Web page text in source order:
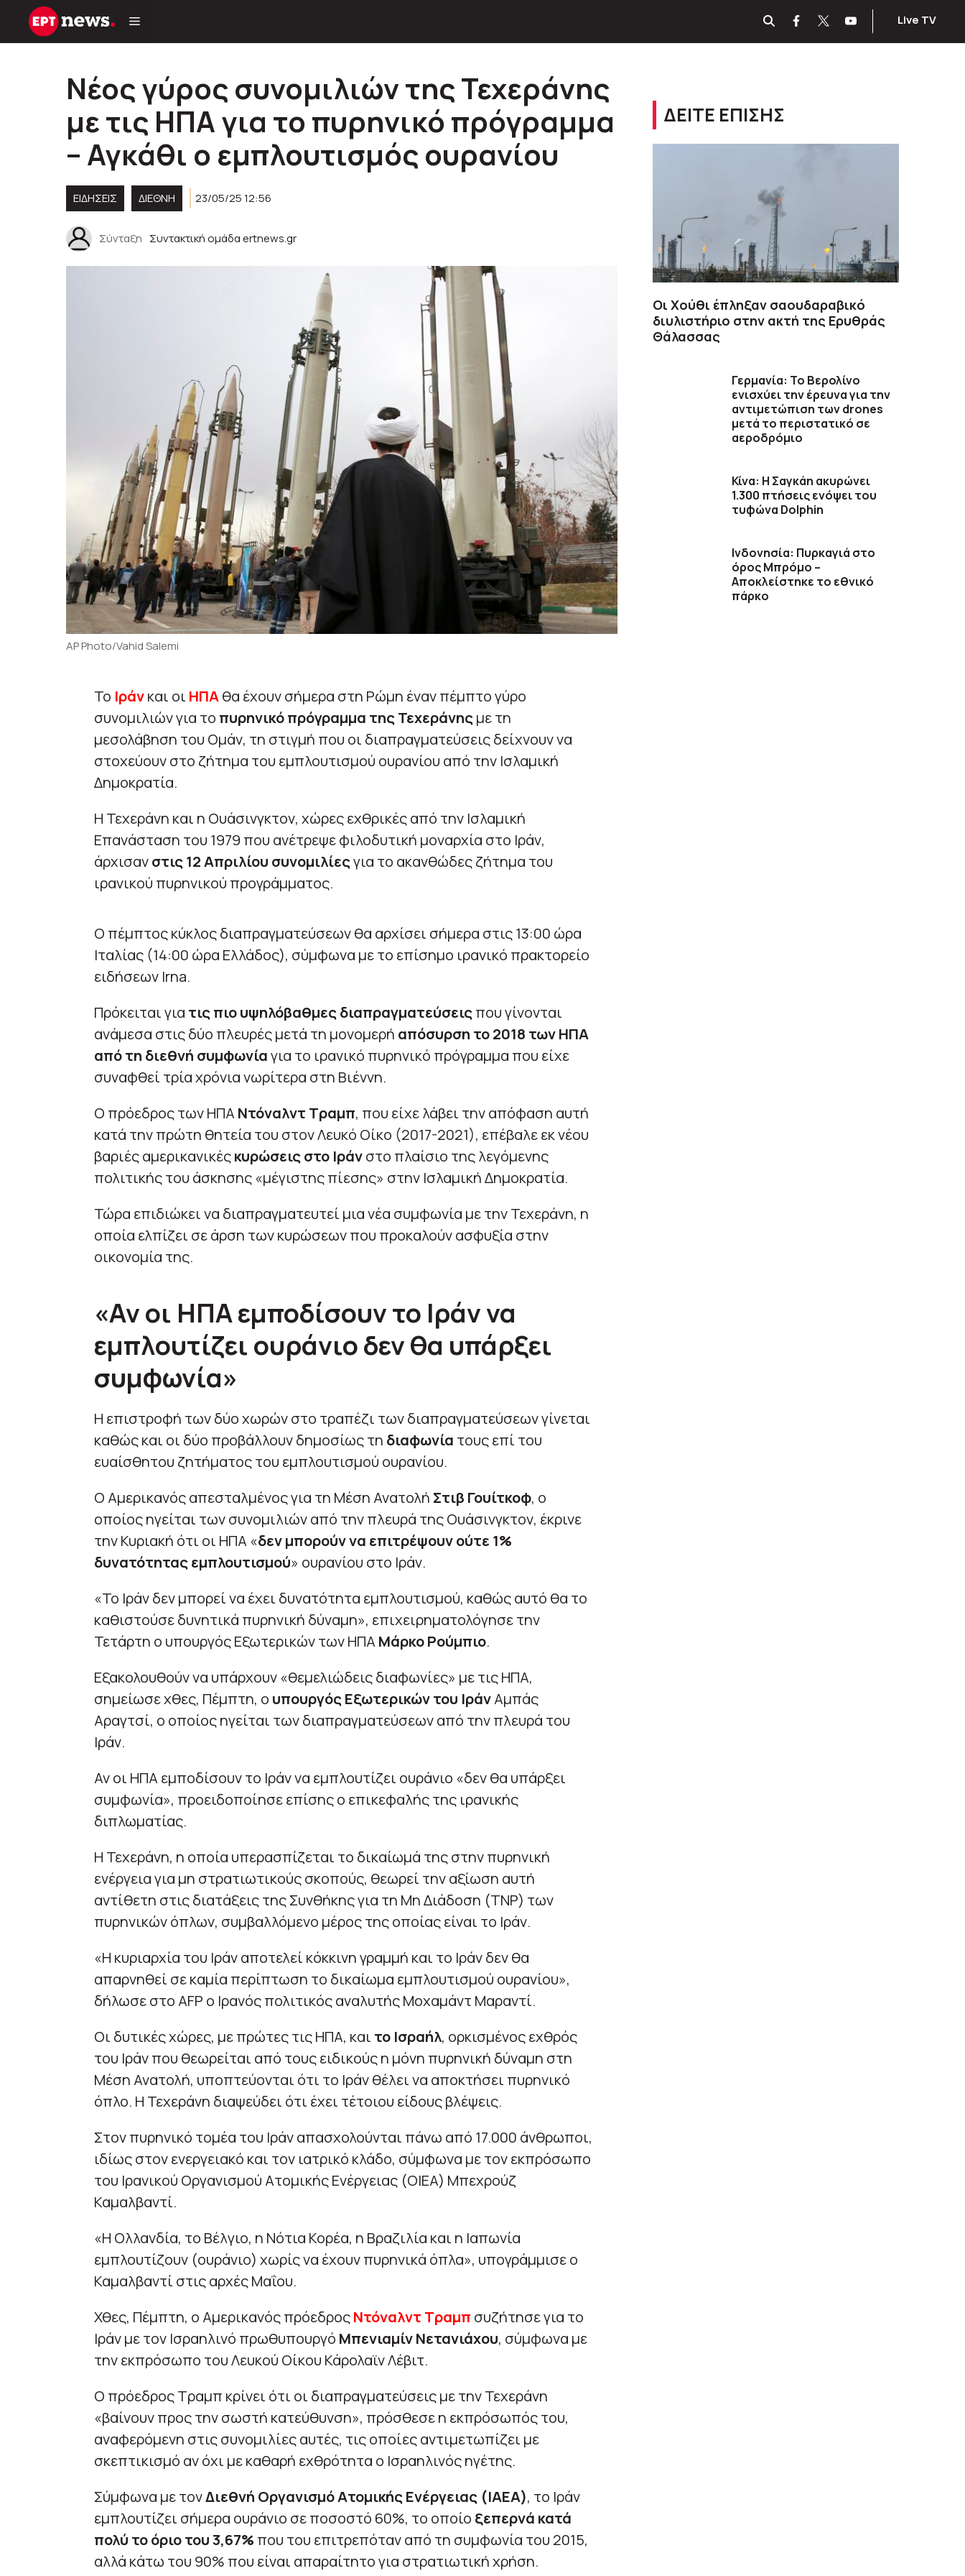
Μετάβαση
Live TV
Νέος γύρος συνομιλιών της Τεχεράνης
με τις ΗΠΑ για το πυρηνικό πρόγραμμα
– Αγκάθι ο εμπλουτισμός ουρανίου
ΕΙΔΗΣΕΙΣ ΔΙΕΘΝΗ 23/05/25 12:56
Σύνταξη Συντακτική ομάδα ertnews.gr
AP Photo/Vahid Salemi
Το Ιράνκαι οι ΗΠΑθα έχουν σήμερα στη Ρώμη έναν πέμπτο γύρο
συνομιλιών για το πυρηνικό πρόγραμμα της Τεχεράνηςμε τη
μεσολάβηση του Ομάν, τη στιγμή που οι διαπραγματεύσεις δείχνουν να
στοχεύουν στο ζήτημα του εμπλουτισμού ουρανίου από την Ισλαμική
Δημοκρατία.
Η Τεχεράνη και η Ουάσινγκτον, χώρες εχθρικές από την Ισλαμική
Επανάσταση του 1979 που ανέτρεψε φιλοδυτική μοναρχία στο Ιράν,
άρχισανστις 12 Απριλίου συνομιλίεςγια το ακανθώδες ζήτημα του
ιρανικού πυρηνικού προγράμματος.
Ο πέμπτος κύκλος διαπραγματεύσεων θα αρχίσει σήμερα στις 13:00 ώρα
Ιταλίας (14:00 ώρα Ελλάδος), σύμφωνα με το επίσημο ιρανικό πρακτορείο
ειδήσεων Irna.
Πρόκειται για τις πιο υψηλόβαθμες διαπραγματεύσειςπου γίνονται
ανάμεσα στις δύο πλευρές μετά τη μονομερή απόσυρση το 2018 των ΗΠΑ
από τη διεθνή συμφωνίαγια το ιρανικό πυρηνικό πρόγραμμα που είχε
συναφθεί τρία χρόνια νωρίτερα στη Βιέννη.
Ο πρόεδρος των ΗΠΑ Ντόναλντ Τραμπ, που είχε λάβει την απόφαση αυτή
κατά την πρώτη θητεία του στον Λευκό Οίκο (2017-2021), επέβαλε εκ νέου
βαριές αμερικανικέςκυρώσεις στο Ιράνστο πλαίσιο της λεγόμενης
πολιτικής του άσκησης «μέγιστης πίεσης» στην Ισλαμική Δημοκρατία.
Τώρα επιδιώκει να διαπραγματευτεί μια νέα συμφωνία με την Τεχεράνη, η
οποία ελπίζει σε άρση των κυρώσεων που προκαλούν ασφυξία στην
οικονομία της.
«Αν οι ΗΠΑ εμποδίσουν το Ιράν να
εμπλουτίζει ουράνιο δεν θα υπάρξει
συμφωνία»
Η επιστροφή των δύο χωρών στο τραπέζι των διαπραγματεύσεων γίνεται
καθώς και οι δύο προβάλλουν δημοσίως τη διαφωνία τους επί του
ευαίσθητου ζητήματος του εμπλουτισμού ουρανίου.
Ο Αμερικανός απεσταλμένος για τη Μέση Ανατολή Στιβ Γουίτκοφ, ο
οποίος ηγείται των συνομιλιών από την πλευρά της Ουάσινγκτον, έκρινε
την Κυριακή ότι οι ΗΠΑ «δεν μπορούν να επιτρέψουν ούτε 1%
δυνατότητας εμπλουτισμού» ουρανίου στο Ιράν.
«Το Ιράν δεν μπορεί να έχει δυνατότητα εμπλουτισμού, καθώς αυτό θα το
καθιστούσε δυνητικά πυρηνική δύναμη», επιχειρηματολόγησε την
Τετάρτη ο υπουργός Εξωτερικών των ΗΠΑ Μάρκο Ρούμπιο.
Εξακολουθούν να υπάρχουν «θεμελιώδεις διαφωνίες» με τις ΗΠΑ,
σημείωσε χθες, Πέμπτη, ο υπουργός Εξωτερικών του ΙράνΑμπάς
Αραγτσί, ο οποίος ηγείται των διαπραγματεύσεων από την πλευρά του
Ιράν.
Αν οι ΗΠΑ εμποδίσουν το Ιράν να εμπλουτίζει ουράνιο «δεν θα υπάρξει
συμφωνία», προειδοποίησε επίσης ο επικεφαλής της ιρανικής
διπλωματίας.
Η Τεχεράνη, η οποία υπερασπίζεται το δικαίωμά της στην πυρηνική
ενέργεια για μη στρατιωτικούς σκοπούς, θεωρεί την αξίωση αυτή
αντίθετη στις διατάξεις της Συνθήκης για τη Μη Διάδοση (TNP) των
πυρηνικών όπλων, συμβαλλόμενο μέρος της οποίας είναι το Ιράν.
«Η κυριαρχία του Ιράν αποτελεί κόκκινη γραμμή και το Ιράν δεν θα
απαρνηθεί σε καμία περίπτωση το δικαίωμα εμπλουτισμού ουρανίου»,
δήλωσε στο AFP ο Ιρανός πολιτικός αναλυτής Μοχαμάντ Μαραντί.
Οι δυτικές χώρες, με πρώτες τις ΗΠΑ, και το Ισραήλ, ορκισμένος εχθρός
του Ιράν που θεωρείται από τους ειδικούς η μόνη πυρηνική δύναμη στη
Μέση Ανατολή, υποπτεύονται ότι το Ιράν θέλει να αποκτήσει πυρηνικό
όπλο. Η Τεχεράνη διαψεύδει ότι έχει τέτοιου είδους βλέψεις.
Στον πυρηνικό τομέα του Ιράν απασχολούνται πάνω από 17.000 άνθρωποι,
ιδίως στον ενεργειακό και τον ιατρικό κλάδο, σύμφωνα με τον εκπρόσωπο
του Ιρανικού Οργανισμού Ατομικής Ενέργειας (OIEA) Μπεχρούζ
Καμαλβαντί.
«Η Ολλανδία, το Βέλγιο, η Νότια Κορέα, η Βραζιλία και η Ιαπωνία
εμπλουτίζουν (ουράνιο) χωρίς να έχουν πυρηνικά όπλα», υπογράμμισε ο
Καμαλβαντί στις αρχές Μαΐου.
Χθες, Πέμπτη, ο Αμερικανός πρόεδροςΝτόναλντ Τραμπ συζήτησε για το
Ιράν με τον Ισραηλινό πρωθυπουργό Μπενιαμίν Νετανιάχου, σύμφωνα με
την εκπρόσωπο του Λευκού Οίκου Κάρολαϊν Λέβιτ.
Ο πρόεδρος Τραμπ κρίνει ότι οι διαπραγματεύσεις με την Τεχεράνη
«βαίνουν προς την σωστή κατεύθυνση», πρόσθεσε η εκπρόσωπός του,
αναφερόμενη στις συνομιλίες αυτές, τις οποίες αντιμετωπίζει με
σκεπτικισμό αν όχι με καθαρή εχθρότητα ο Ισραηλινός ηγέτης.
Σύμφωνα με τονΔιεθνή Οργανισμό Ατομικής Ενέργειας (IAEA), το Ιράν
εμπλουτίζει σήμερα ουράνιο σε ποσοστό 60%, το οποίο ξεπερνά κατά
πολύ το όριο του 3,67% που του επιτρεπόταν από τη συμφωνία του 2015,
αλλά κάτω του 90% που είναι απαραίτητο για στρατιωτική χρήση.
ΔΕΙΤΕ ΕΠΙΣΗΣ
Οι Χούθι έπληξαν σαουδαραβικό
διυλιστήριο στην ακτή της Ερυθράς
Θάλασσας
Γερμανία: Το Βερολίνο
ενισχύει την έρευνα για την
αντιμετώπιση των drones
μετά το περιστατικό σε
αεροδρόμιο
Κίνα: Η Σαγκάη ακυρώνει
1.300 πτήσεις ενόψει του
τυφώνα Dolphin
Ινδονησία: Πυρκαγιά στο
όρος Μπρόμο –
Αποκλείστηκε το εθνικό
πάρκο